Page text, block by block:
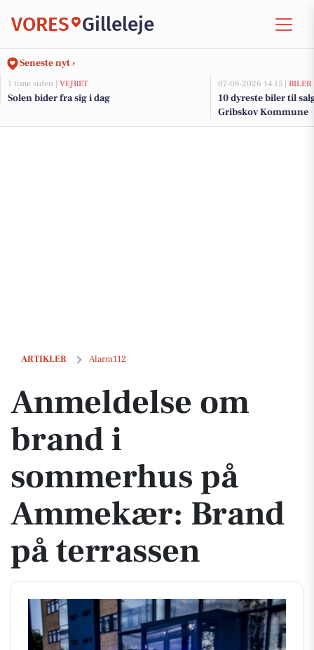
VORES Gilleleje
Seneste nyt ›
1 time siden | VEJRET
Solen bider fra sig i dag
07-08-2026 14:15 | BILER
10 dyreste biler til
Gribskov Kommune
ARTIKLER Alarm112
Anmeldelse om brand i sommerhus på Ammekær: Brand på
Anmeldelse om
brand i
sommerhus på
Ammekær: Brand
på terrassen